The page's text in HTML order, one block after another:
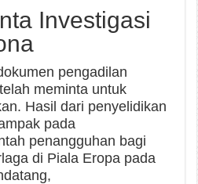
Investigasi
pengadilan
meminta untuk
Hasil dari penyelidikan
pada
penangguhan bagi
di Piala Eropa pada